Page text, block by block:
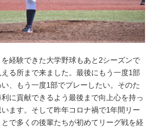
経験できた大学野球もあと2シーズンで
る所まで来ました。最後にもう一度1部
、もう一度1部でプレーしたい。そのた
に貢献できるよう最後まで向上心を持っ
ます。そして昨年コロナ禍で1年間リー
で多くの後輩たちが初めてリーグ戦を経